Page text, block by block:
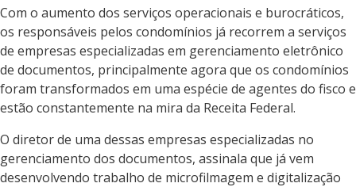
Com o aumento dos serviços operacionais e burocráticos,
os responsáveis pelos condomínios já recorrem a serviços
de empresas especializadas em gerenciamento eletrônico
de documentos, principalmente agora que os condomínios
foram transformados em uma espécie de agentes do fisco e
estão constantemente na mira da Receita Federal.
O diretor de uma dessas empresas especializadas no
gerenciamento dos documentos, assinala que já vem
desenvolvendo trabalho de microfilmagem e digitalização